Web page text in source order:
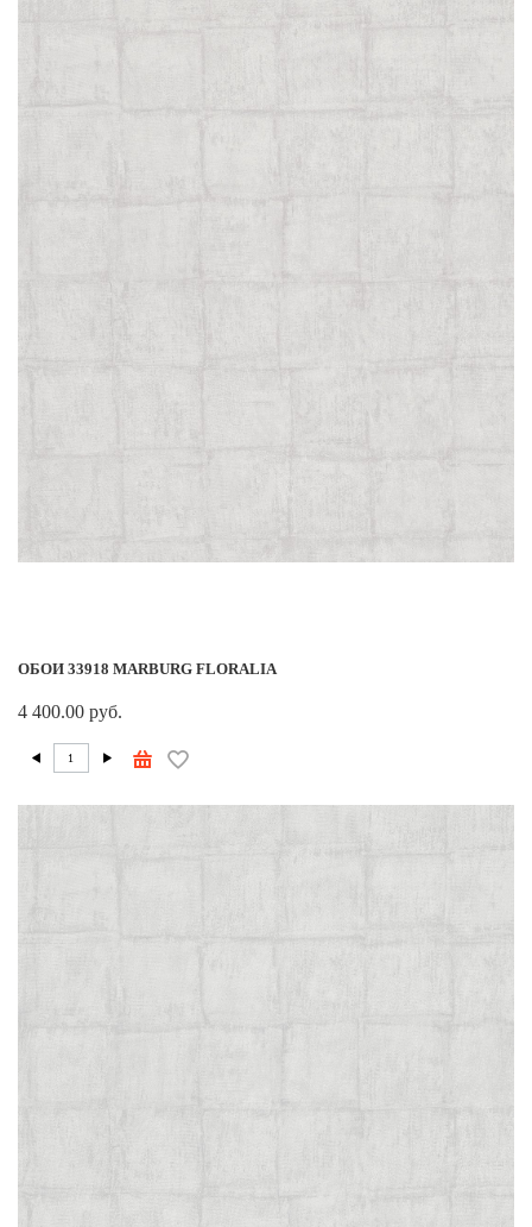
ОБОИ 33918 MARBURG FLORALIA
4 400.00 руб.